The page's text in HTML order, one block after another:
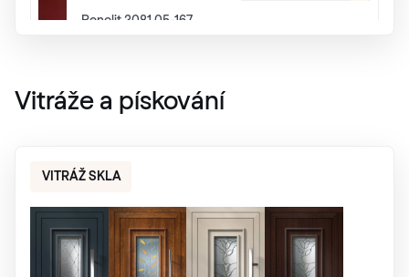
Renolit 3081 05-167
Eiche Dunkel
Renolit 3149 008
Vitráže a pískování
VITRÁŽ SKLA